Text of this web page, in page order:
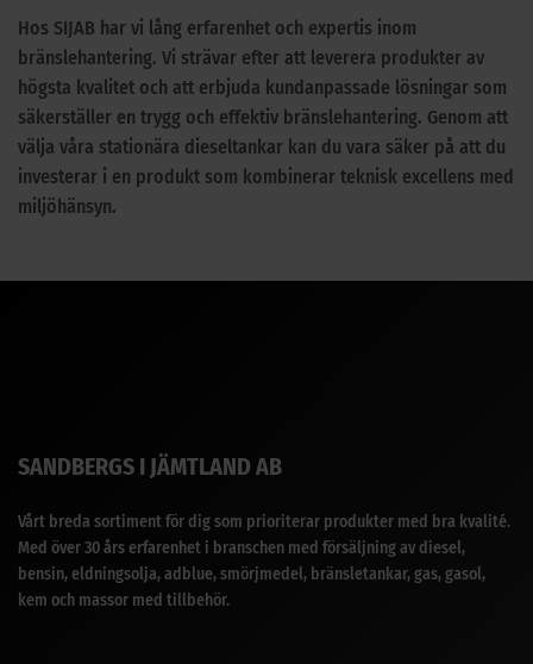
Hos SIJAB har vi lång erfarenhet och expertis inom
bränslehantering. Vi strävar efter att leverera produkter av
högsta kvalitet och att erbjuda kundanpassade lösningar som
säkerställer en trygg och effektiv bränslehantering. Genom att
välja våra stationära dieseltankar kan du vara säker på att du
investerar i en produkt som kombinerar teknisk excellens med
miljöhänsyn.
SANDBERGS I JÄMTLAND AB
Vårt breda sortiment för dig som prioriterar produkter med bra kvalité.
Med över 30 års erfarenhet i branschen med försäljning av diesel,
bensin, eldningsolja, adblue, smörjmedel, bränsletankar, gas, gasol,
kem och massor med tillbehör.